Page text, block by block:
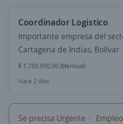
Coordinador Logistico
Importante empresa del
Cartagena de Indias, Bolívar
$ 1.750.950,00 (Mensual)
Hace 2 días
Se precisa Urgente